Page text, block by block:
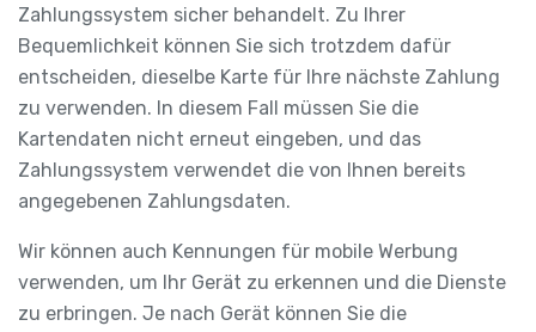
Zahlungssystem sicher behandelt. Zu Ihrer
Bequemlichkeit können Sie sich trotzdem dafür
entscheiden, dieselbe Karte für Ihre nächste Zahlung
zu verwenden. In diesem Fall müssen Sie die
Kartendaten nicht erneut eingeben, und das
Zahlungssystem verwendet die von Ihnen bereits
angegebenen Zahlungsdaten.
Wir können auch Kennungen für mobile Werbung
verwenden, um Ihr Gerät zu erkennen und die Dienste
zu erbringen. Je nach Gerät können Sie die